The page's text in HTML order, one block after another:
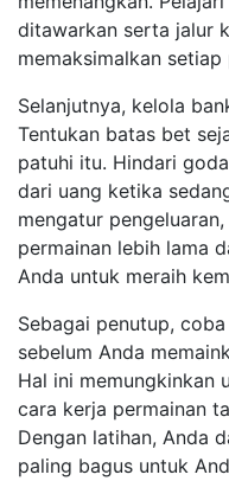
ditawarkan serta jalur
memaksimalkan setiap
Selanjutnya, kelola
Tentukan batas bet
patuhi itu. Hindari
dari uang ketika
mengatur
permainan lebih lama
Anda untuk meraih
Sebagai penutup,
sebelum Anda
Hal ini memungkinkan
cara kerja permainan
Dengan latihan, Anda
paling bagus untuk